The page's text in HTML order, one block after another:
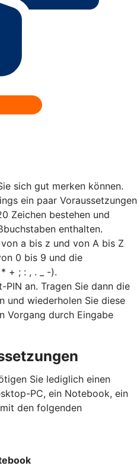
sich gut merken können.
ein paar Voraussetzungen
Zeichen bestehen und
enthalten.
a bis z und von A bis Z
0 bis 9 und die
+ ; : , . _ -).
an. Tragen Sie dann die
und wiederholen Sie diese
Vorgang durch Eingabe
Sie lediglich einen
PC, ein Notebook, ein
den folgenden